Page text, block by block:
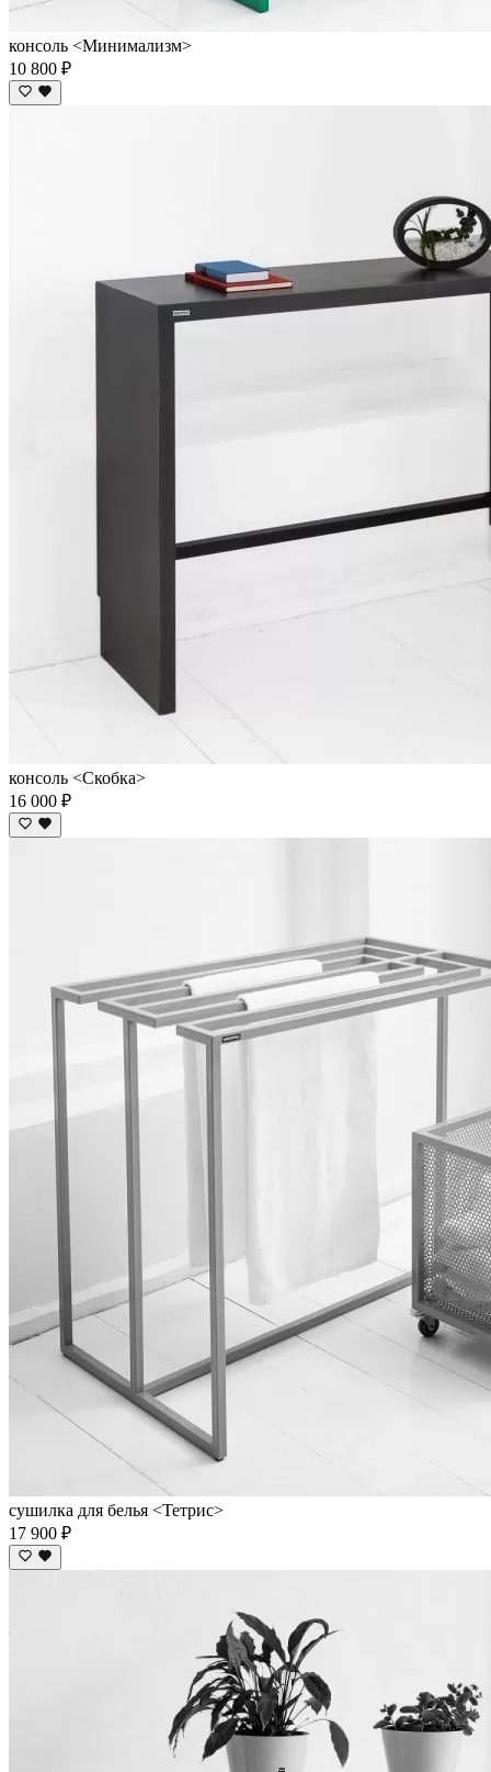
консоль <Минимализм>
10 800 ₽
консоль <Скобка>
16 000 ₽
сушилка для белья <Тетрис>
17 900 ₽